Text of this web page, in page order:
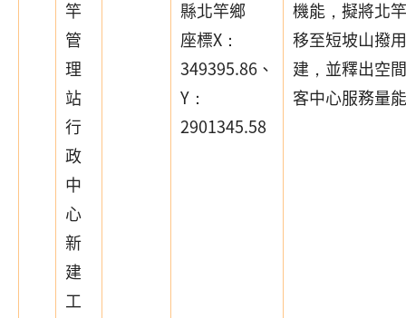
竿
管
理
站
行
政
中
心
新
建
工
縣北竿鄉
座標X：
349395.86、
Y：
2901345.58
機能，擬將北
移至短坡山撥
建，並釋出空
客中心服務量